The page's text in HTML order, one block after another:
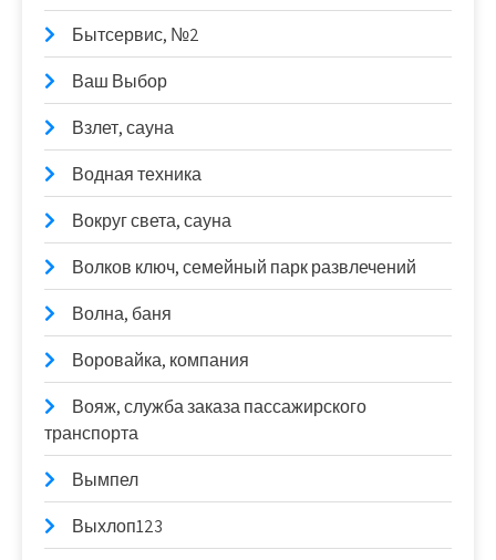
Бытсервис, №2
Ваш Выбор
Взлет, сауна
Водная техника
Вокруг света, сауна
Волков ключ, семейный парк развлечений
Волна, баня
Воровайка, компания
Вояж, служба заказа пассажирского
транспорта
Вымпел
Выхлоп123